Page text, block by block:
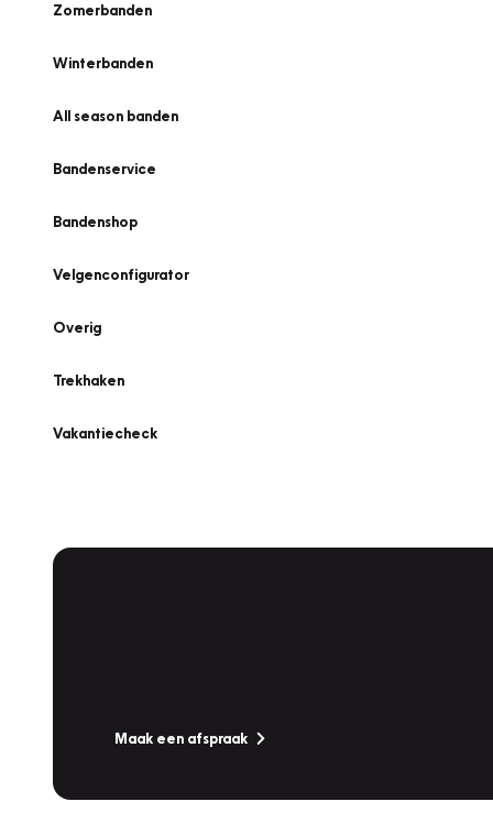
Zomerbanden
Winterbanden
All season banden
Bandenservice
Bandenshop
Velgenconfigurator
Overig
Trekhaken
Vakantiecheck
Maak een afspraak